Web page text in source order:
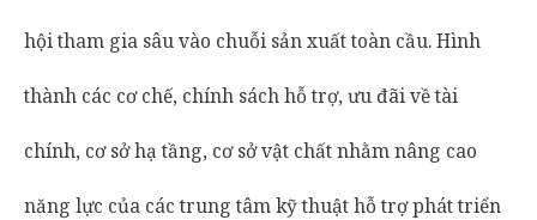
hội tham gia sâu vào chuỗi sản xuất toàn cầu. Hình
thành các cơ chế, chính sách hỗ trợ, ưu đãi về tài
chính, cơ sở hạ tầng, cơ sở vật chất nhằm nâng cao
năng lực của các trung tâm kỹ thuật hỗ trợ phát triển